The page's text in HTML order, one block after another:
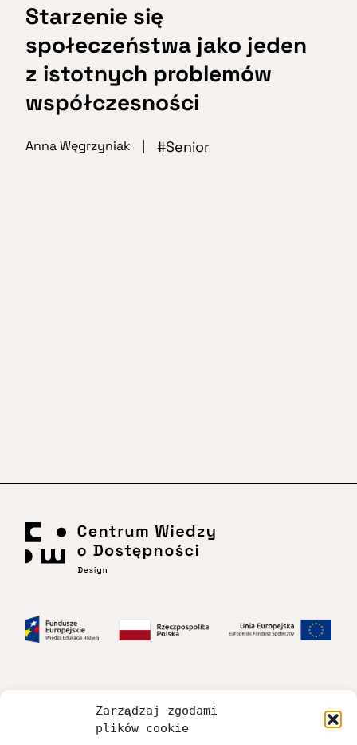
Zarządzaj zgodami
plików cookie
Starzenie się
społeczeństwa jako jeden
z istotnych problemów
współczesności
Anna Węgrzyniak Senior
Dostępność